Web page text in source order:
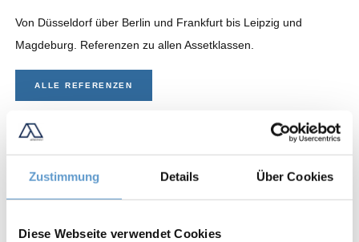
Zustimmung Details Über Cookies
Diese Webseite verwendet Cookies
Von Düsseldorf über Berlin und Frankfurt bis Leipzig und
Magdeburg. Referenzen zu allen Assetklassen.
ALLE REFERENZEN